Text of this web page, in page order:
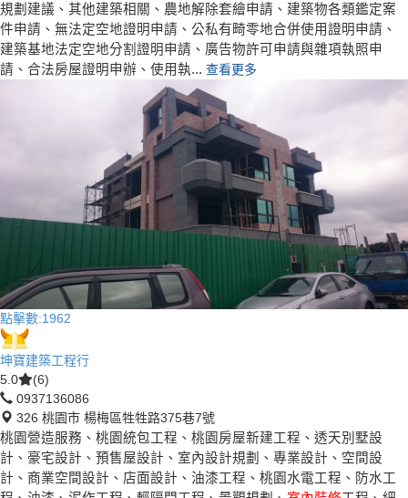
規劃建議、其他建築相關、農地解除套繪申請、建築物各類鑑定案
件申請、無法定空地證明申請、公私有畸零地合併使用證明申請、
建築基地法定空地分割證明申請、廣告物許可申請與雜項執照申
請、合法房屋證明申辦、使用執... 查看更多
點擊數:1962
坤寶建築工程行
5.0
(6)
0937136086
326 桃園市 楊梅區牲牲路375巷7號
桃園營造服務、桃園統包工程、桃園房屋新建工程、透天別墅設
計、豪宅設計、預售屋設計、室內設計規劃、專業設計、空間設
計、商業空間設計、店面設計、油漆工程、桃園水電工程、防水工